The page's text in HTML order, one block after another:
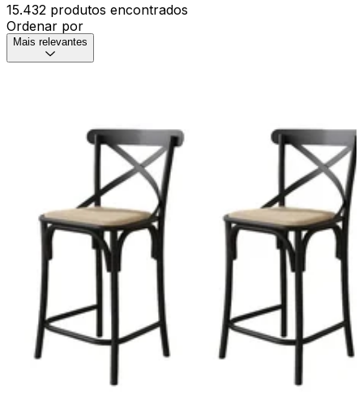
15.432 produtos encontrados
Ordenar por
Mais relevantes